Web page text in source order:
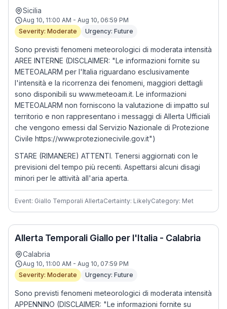
Sicilia
Aug 10, 11:00 AM - Aug 10, 06:59 PM
Severity: Moderate
Urgency: Future
Sono previsti fenomeni meteorologici di moderata intensità
AREE INTERNE (DISCLAIMER: "Le informazioni fornite su
METEOALARM per l'Italia riguardano esclusivamente
l'intensità e la ricorrenza dei fenomeni, maggiori dettagli
sono disponibili su www.meteoam.it. Le informazioni
METEOALARM non forniscono la valutazione di impatto sul
territorio e non rappresentano i messaggi di Allerta Ufficiali
che vengono emessi dal Servizio Nazionale di Protezione
Civile https://www.protezionecivile.gov.it")
STARE (RIMANERE) ATTENTI. Tenersi aggiornati con le
previsioni del tempo più recenti. Aspettarsi alcuni disagi
minori per le attività all'aria aperta.
Event: Giallo Temporali AllertaCertainty: LikelyCategory: Met
Allerta Temporali Giallo per l'Italia - Calabria
Calabria
Aug 10, 11:00 AM - Aug 10, 07:59 PM
Severity: Moderate
Urgency: Future
Sono previsti fenomeni meteorologici di moderata intensità
APPENNINO (DISCLAIMER: "Le informazioni fornite su